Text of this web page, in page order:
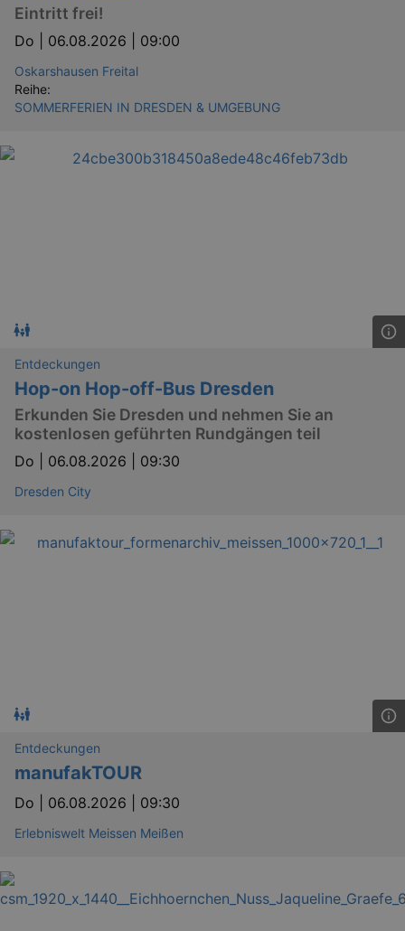
Eintritt frei!
Do | 06.08.2026 | 09:00
Oskarshausen Freital
Reihe:
SOMMERFERIEN IN DRESDEN & UMGEBUNG
Entdeckungen
Hop-on Hop-off-Bus Dresden
Erkunden Sie Dresden und nehmen Sie an
kostenlosen geführten Rundgängen teil
Do | 06.08.2026 | 09:30
Dresden City
Entdeckungen
manufakTOUR
Do | 06.08.2026 | 09:30
Erlebniswelt Meissen Meißen